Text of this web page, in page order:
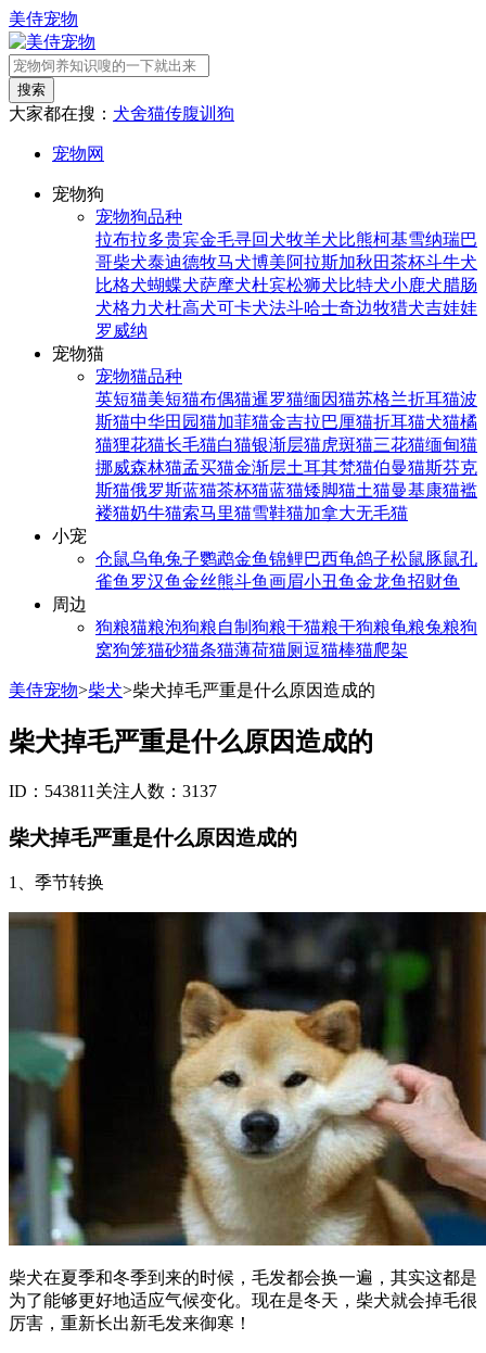
美侍宠物
搜索
大家都在搜： 犬舍猫传腹训狗
宠物网
宠物狗
宠物狗品种
拉布拉多贵宾金毛寻回犬牧羊犬比熊柯基雪纳瑞巴
哥柴犬泰迪德牧马犬博美阿拉斯加秋田茶杯斗牛犬
比格犬蝴蝶犬萨摩犬杜宾松狮犬比特犬小鹿犬腊肠
犬格力犬杜高犬可卡犬法斗哈士奇边牧猎犬吉娃娃
罗威纳
宠物猫
宠物猫品种
英短猫美短猫布偶猫暹罗猫缅因猫苏格兰折耳猫波
斯猫中华田园猫加菲猫金吉拉巴厘猫折耳猫犬猫橘
猫狸花猫长毛猫白猫银渐层猫虎斑猫三花猫缅甸猫
挪威森林猫孟买猫金渐层土耳其梵猫伯曼猫斯芬克
斯猫俄罗斯蓝猫茶杯猫蓝猫矮脚猫土猫曼基康猫褴
褛猫奶牛猫索马里猫雪鞋猫加拿大无毛猫
小宠
仓鼠乌龟兔子鹦鹉金鱼锦鲤巴西龟鸽子松鼠豚鼠孔
雀鱼 罗汉鱼金丝熊斗鱼画眉小丑鱼金龙鱼招财鱼
周边
狗粮猫粮泡狗粮自制狗粮干猫粮干狗粮龟粮兔粮狗
窝狗笼猫砂猫条猫薄荷猫厕逗猫棒猫爬架
美侍宠物>柴犬>柴犬掉毛严重是什么原因造成的
柴犬掉毛严重是什么原因造成的
ID：543811 关注人数：3137
柴犬掉毛严重是什么原因造成的
1、季节转换
柴犬在夏季和冬季到来的时候，毛发都会换一遍，其实这都是
为了能够更好地适应气候变化。现在是冬天，柴犬就会掉毛很
厉害，重新长出新毛发来御寒！